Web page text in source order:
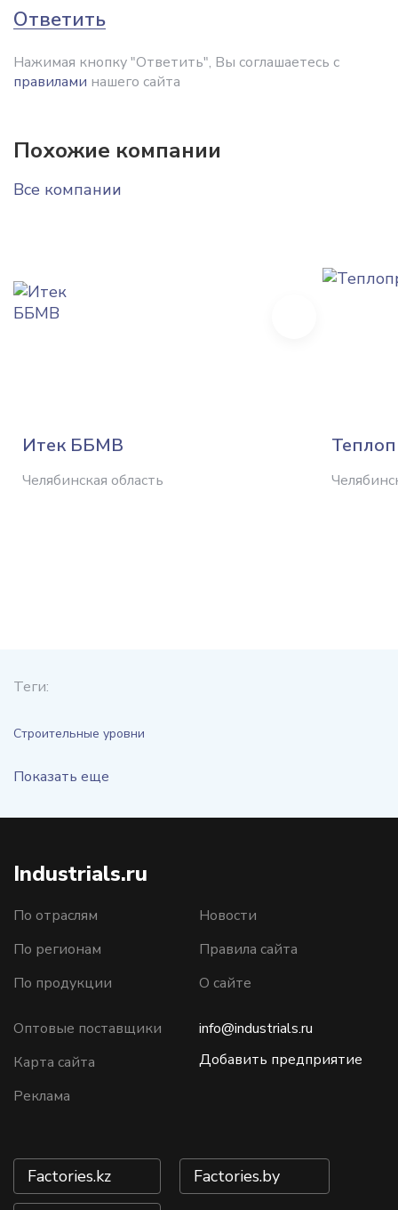
Ответить
Нажимая кнопку "Ответить", Вы соглашаетесь с
правилами нашего сайта
Похожие компании
Все компании
Итек ББМВ
Челябинская область
Теги:
Строительные уровни
Показать еще
Industrials.ru
По отраслям
По регионам
По продукции
Новости
Правила сайта
О сайте
Оптовые поставщики
Карта сайта
Реклама
info@industrials.ru
Добавить предприятие
Factories.kz Factories.by